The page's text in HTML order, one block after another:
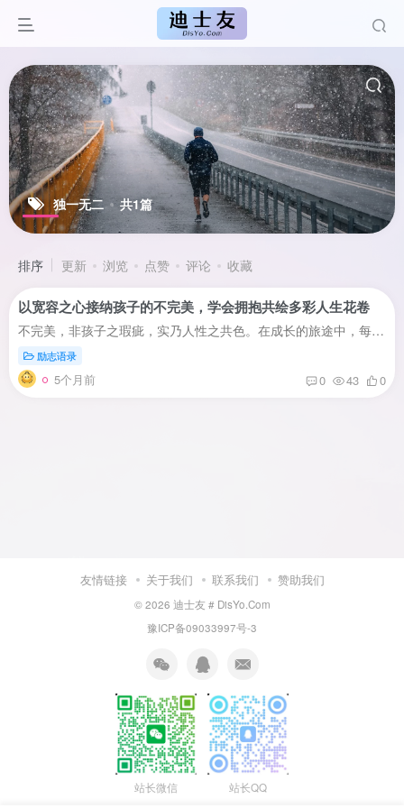
独一无二 共1篇
排序 更新 浏览 点赞 评论 收藏
以宽容之心接纳孩子的不完美，学会拥抱共绘多彩人生花卷
不完美，非孩子之瑕疵，实乃人性之共色。在成长的旅途中，每个人都是独一无二的，携带着各自的不完美，这些不完美如同星辰的斑点，让夜空更加璀璨。学会拥抱不完美，是成长的智慧，也是人性光辉...
励志语录
5个月前 0 43 0
友情链接 关于我们 联系我们 赞助我们
© 2026 迪士友 # DisYo.Com
豫ICP备09033997号-3
站长微信 站长QQ